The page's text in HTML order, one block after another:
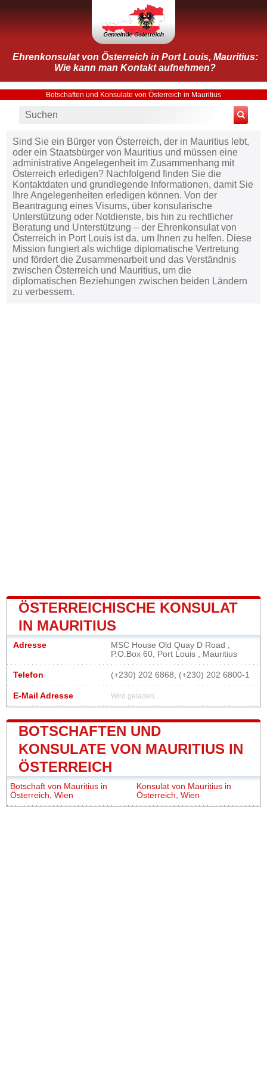
Ehrenkonsulat von Österreich in Port Louis, Mauritius:
Wie kann man Kontakt aufnehmen?
Botschaften und Konsulate von Österreich in Mauritius
Sind Sie ein Bürger von Österreich, der in Mauritius lebt,
oder ein Staatsbürger von Mauritius und müssen eine
administrative Angelegenheit im Zusammenhang mit
Österreich erledigen? Nachfolgend finden Sie die
Kontaktdaten und grundlegende Informationen, damit Sie
Ihre Angelegenheiten erledigen können. Von der
Beantragung eines Visums, über konsularische
Unterstützung oder Notdienste, bis hin zu rechtlicher
Beratung und Unterstützung – der Ehrenkonsulat von
Österreich in Port Louis ist da, um Ihnen zu helfen. Diese
Mission fungiert als wichtige diplomatische Vertretung
und fördert die Zusammenarbeit und das Verständnis
zwischen Österreich und Mauritius, um die
diplomatischen Beziehungen zwischen beiden Ländern
zu verbessern.
ÖSTERREICHISCHE KONSULAT
IN MAURITIUS
Adresse
MSC House Old Quay D Road ,
P.O.Box 60, Port Louis , Mauritius
Telefon (+230) 202 6868, (+230) 202 6800-1
E-Mail Adresse Wird geladen...
BOTSCHAFTEN UND
KONSULATE VON MAURITIUS IN
ÖSTERREICH
Botschaft von Mauritius in
Österreich, Wien
Konsulat von Mauritius in
Österreich, Wien